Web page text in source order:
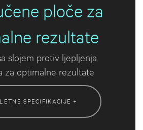
ploče za
rezultate
slojem protiv ljepljenja
za optimalne rezultate
SPECIFIKACIJE +